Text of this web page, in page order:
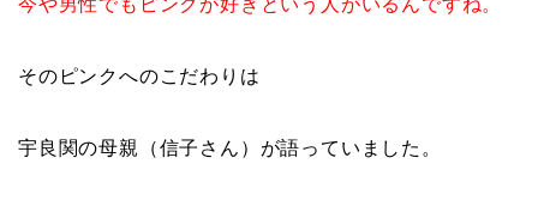
そのピンクへのこだわりは
宇良関の母親（信子さん）が語っていました。